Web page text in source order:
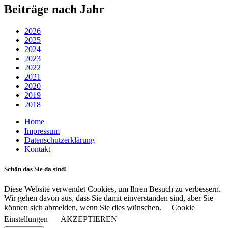
Beiträge nach Jahr
2026
2025
2024
2023
2022
2021
2020
2019
2018
Home
Impressum
Datenschutzerklärung
Kontakt
Schön das Sie da sind!
Diese Website verwendet Cookies, um Ihren Besuch zu verbessern.
Wir gehen davon aus, dass Sie damit einverstanden sind, aber Sie
können sich abmelden, wenn Sie dies wünschen.
Cookie
Einstellungen
AKZEPTIEREN